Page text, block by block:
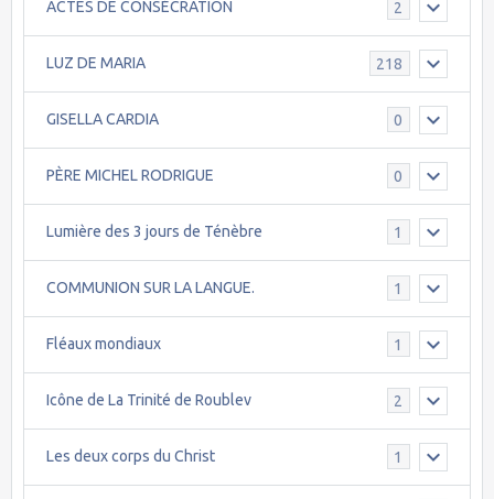
ACTES DE CONSÉCRATION 2
LUZ DE MARIA 218
GISELLA CARDIA 0
PÈRE MICHEL RODRIGUE 0
Lumière des 3 jours de Ténèbre 1
COMMUNION SUR LA LANGUE. 1
Fléaux mondiaux 1
Icône de La Trinité de Roublev 2
Les deux corps du Christ 1